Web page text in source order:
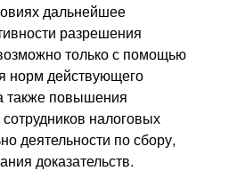
дальнейшее
разрешения
только с помощью
норм действующего
также повышения
налоговых
деятельности по сбору,
доказательств.